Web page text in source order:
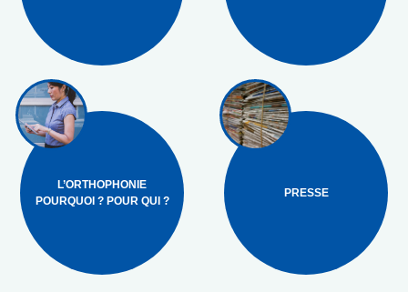
L’ORTHOPHONIE
POURQUOI ? POUR QUI ?
PRESSE